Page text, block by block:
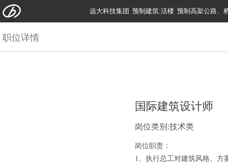
远大科技集团 预制建筑:活楼 预制高架公路、
职位详情
国际建筑设计师
岗位类别:技术类
岗位职责：
1、执行总工对建筑风格、方